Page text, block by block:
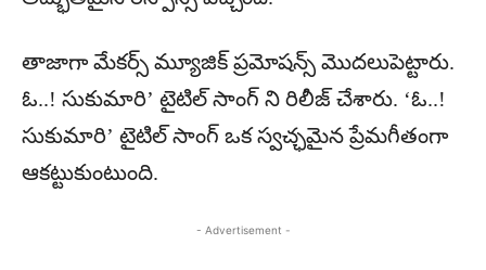
తాజాగా మేకర్స్ మ్యూజిక్ ప్రమోషన్స్ మొదలుపెట్టారు.
ఓ..! సుకుమారి’ టైటిల్ సాంగ్ ని రిలీజ్ చేశారు. ‘ఓ..!
సుకుమారి’ టైటిల్ సాంగ్ ఒక స్వచ్ఛమైన ప్రేమగీతంగా
ఆకట్టుకుంటుంది.
- Advertisement -